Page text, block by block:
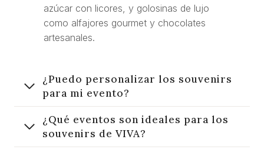
azúcar con licores, y golosinas de lujo
como alfajores gourmet y chocolates
artesanales.
¿Puedo personalizar los souvenirs
para mi evento?
¿Qué eventos son ideales para los
souvenirs de VIVA?